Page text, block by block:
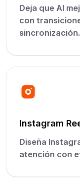
Deja que AI
con
sincronización.
Instagram
Diseña
atención con